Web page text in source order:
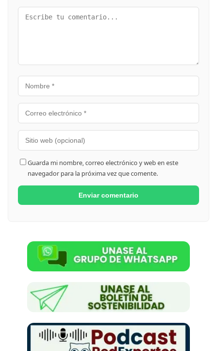
Guarda mi nombre, correo electrónico y web en este
navegador para la próxima vez que comente.